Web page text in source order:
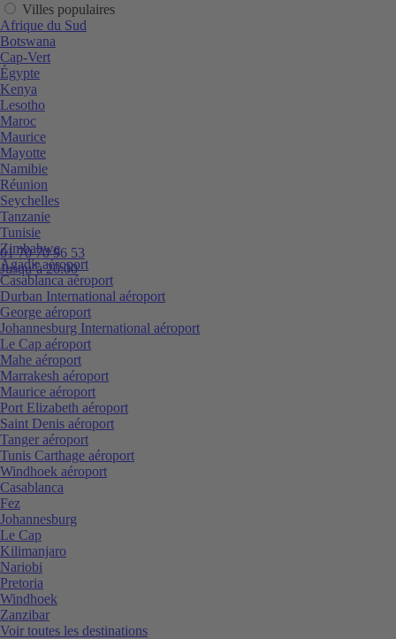
01 70 70 96 53
Jusqu’à 20:00
Villes populaires
Afrique du Sud
Botswana
Cap-Vert
Égypte
Kenya
Lesotho
Maroc
Maurice
Mayotte
Namibie
Réunion
Seychelles
Tanzanie
Tunisie
Zimbabwe
Agadir aéroport
Casablanca aéroport
Durban International aéroport
George aéroport
Johannesburg International aéroport
Le Cap aéroport
Mahe aéroport
Marrakesh aéroport
Maurice aéroport
Port Elizabeth aéroport
Saint Denis aéroport
Tanger aéroport
Tunis Carthage aéroport
Windhoek aéroport
Casablanca
Fez
Johannesburg
Le Cap
Kilimanjaro
Nariobi
Pretoria
Windhoek
Zanzibar
Voir toutes les destinations